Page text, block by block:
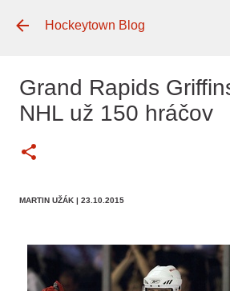
Preskočiť na hlavný
Hockeytown Blog
Grand Rapids
NHL už 150 hráčov
MARTIN UŽÁK | 23.10.2015